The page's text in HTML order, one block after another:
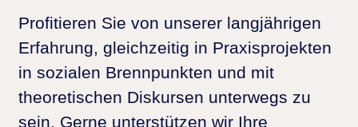
Profitieren Sie von unserer langjährigen
Erfahrung, gleichzeitig in Praxisprojekten
in sozialen Brennpunkten und mit
theoretischen Diskursen unterwegs zu
sein. Gerne unterstützen wir Ihre